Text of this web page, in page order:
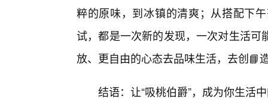
粹的原味，到冰镇的清爽；从搭配下
试，都是一次新的发现，一次对生活
放、更自由的心态去品味生活，去创📘
结语：让“吸桃伯爵”，成为你生活